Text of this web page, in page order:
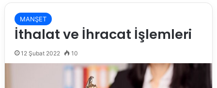
MANŞET
İthalat ve İhracat İşlemleri
12 Şubat 2022 10